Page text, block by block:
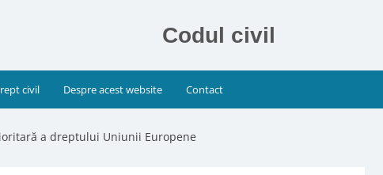
Codul civil
civil Despre acest website Contact
a dreptului Uniunii Europene